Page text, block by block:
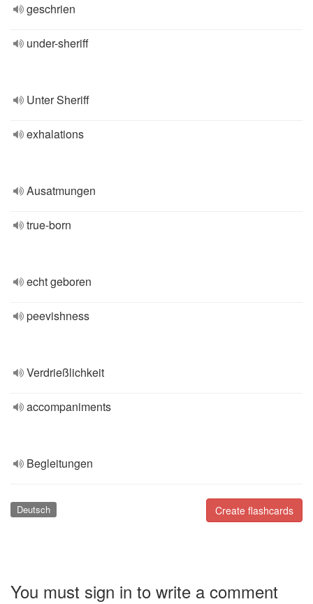
geschrien
under-sheriff
Unter Sheriff
exhalations
Ausatmungen
true-born
echt geboren
peevishness
Verdrießlichkeit
accompaniments
Begleitungen
Create flashcards
Deutsch
You must sign in to write a comment